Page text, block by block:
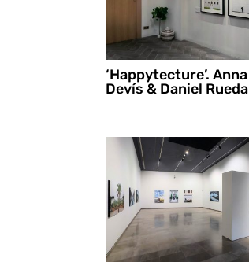
‘Happytecture’. Anna
Devís & Daniel Rueda